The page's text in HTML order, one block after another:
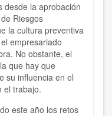
desde la aprobación
Riesgos
la cultura preventiva
empresariado
No obstante, el
que hay que
su influencia en el
el trabajo.
este año los retos